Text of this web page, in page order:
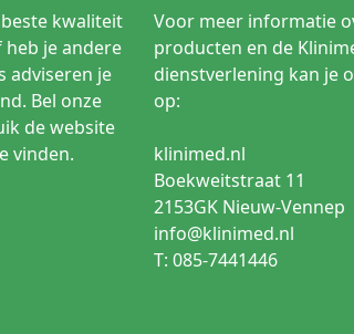
kwaliteit
je andere
adviseren je
Bel onze
de website
vinden.
Voor meer informatie
producten en de
dienstverlening kan je
op:
klinimed.nl
Boekweitstraat 11
2153GK Nieuw-Vennep
info@klinimed.nl
T: 085-7441446